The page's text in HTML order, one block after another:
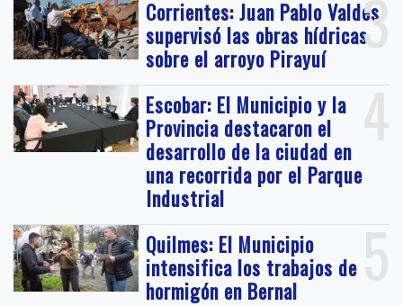
3
Corrientes: Juan Pablo Valdés
supervisó las obras hídricas
sobre el arroyo Pirayuí
4
Escobar: El Municipio y la
Provincia destacaron el
desarrollo de la ciudad en
una recorrida por el Parque
Industrial
5
Quilmes: El Municipio
intensifica los trabajos de
hormigón en Bernal